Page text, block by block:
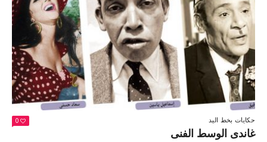
حكايات بخط اليد 0
غاندى الوسط الفنى